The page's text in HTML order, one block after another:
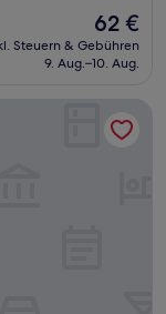
Der
Preis
beträgt
62 €
Steuern & Gebühren
9. Aug.–10. Aug.
IHG